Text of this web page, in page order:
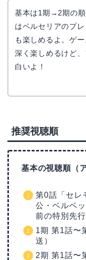
基本は1期→2期の
はベルセリアのプ
も楽しめるよ。ゲ
深く楽しめるけど
白いよ！
推奨視聴順
基本の視聴順（
第0話「セレ
公・ベルベ
前の特別先
1期 第1話〜
送）
2期 第1話〜